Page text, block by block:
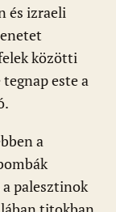
és izraeli
közötti
este a
a
palesztinok